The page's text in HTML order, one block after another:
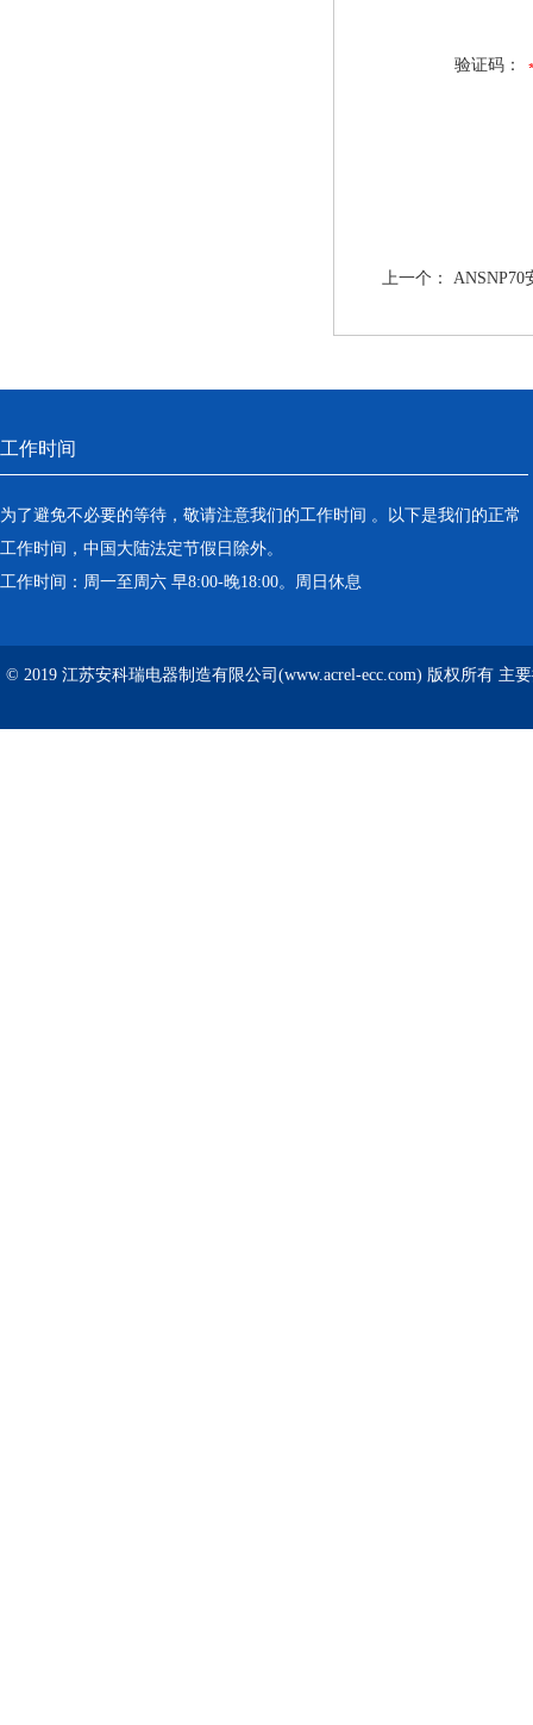
验证码：
上一个： ANSNP70
工作时间
为了避免不必要的等待，敬请注意我们的工作时间 。以下是我们的正常
工作时间，中国大陆法定节假日除外。
工作时间：周一至周六 早8:00-晚18:00。周日休息
© 2019 江苏安科瑞电器制造有限公司(www.acrel-ecc.com) 版权所有 主